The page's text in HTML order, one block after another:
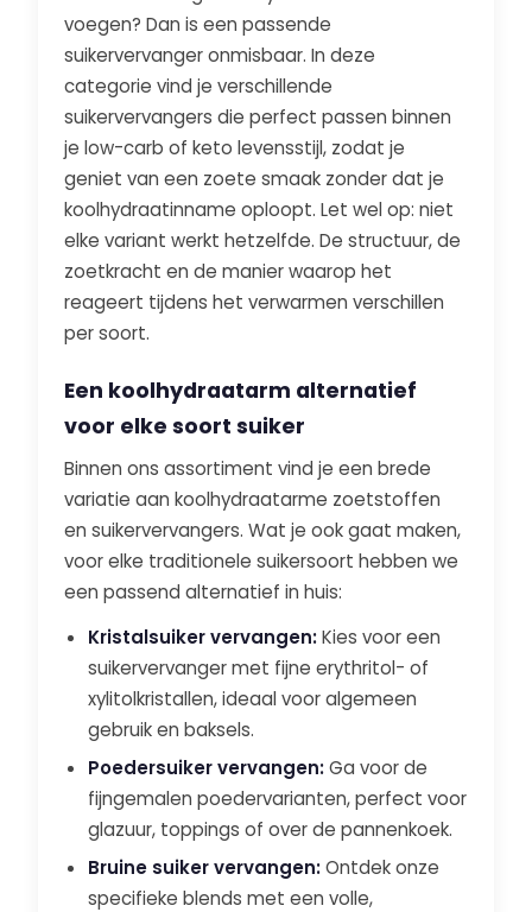
voegen? Dan is een passende
suikervervanger onmisbaar. In deze
categorie vind je verschillende
suikervervangers die perfect passen binnen
je low-carb of keto levensstijl, zodat je
geniet van een zoete smaak zonder dat je
koolhydraatinname oploopt. Let wel op: niet
elke variant werkt hetzelfde. De structuur, de
zoetkracht en de manier waarop het
reageert tijdens het verwarmen verschillen
per soort.
Een koolhydraatarm alternatief
voor elke soort suiker
Binnen ons assortiment vind je een brede
variatie aan koolhydraatarme zoetstoffen
en suikervervangers. Wat je ook gaat maken,
voor elke traditionele suikersoort hebben we
een passend alternatief in huis:
Kristalsuiker vervangen:Kies voor een
suikervervanger met fijne erythritol- of
xylitolkristallen, ideaal voor algemeen
gebruik en baksels.
Poedersuiker vervangen:Ga voor de
fijngemalen poedervarianten, perfect voor
glazuur, toppings of over de pannenkoek.
Bruine suiker vervangen:Ontdek onze
specifieke blends met een volle,